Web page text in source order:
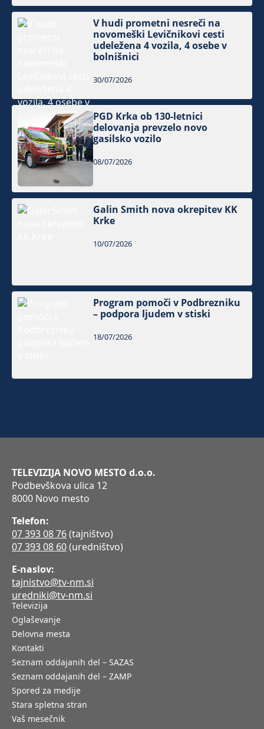
V hudi prometni nesreči na
novomeški Levičnikovi cesti
udeležena 4 vozila, 4 osebe v
bolnišnici
30/07/2026
PGD Krka ob 130-letnici
delovanja prevzelo novo
gasilsko vozilo
08/07/2026
Galin Smith nova okrepitev KK
Krke
10/07/2026
Program pomoči v Podbrezniku
– podpora ljudem v stiski
18/07/2026
TELEVIZIJA NOVO MESTO d.o.o.
Podbevškova ulica 12
8000 Novo mesto
Telefon:
07 393 08 76(tajništvo)
07 393 08 60(uredništvo)
E-naslov:
tajnistvo@tv-nm.si
uredniki@tv-nm.si
Televizija
Oglaševanje
Delovna mesta
Kontakti
Seznam oddajanih del – SAZAS
Seznam oddajanih del – ZAMP
Spored za medije
Stara spletna stran
Vaš mesečnik